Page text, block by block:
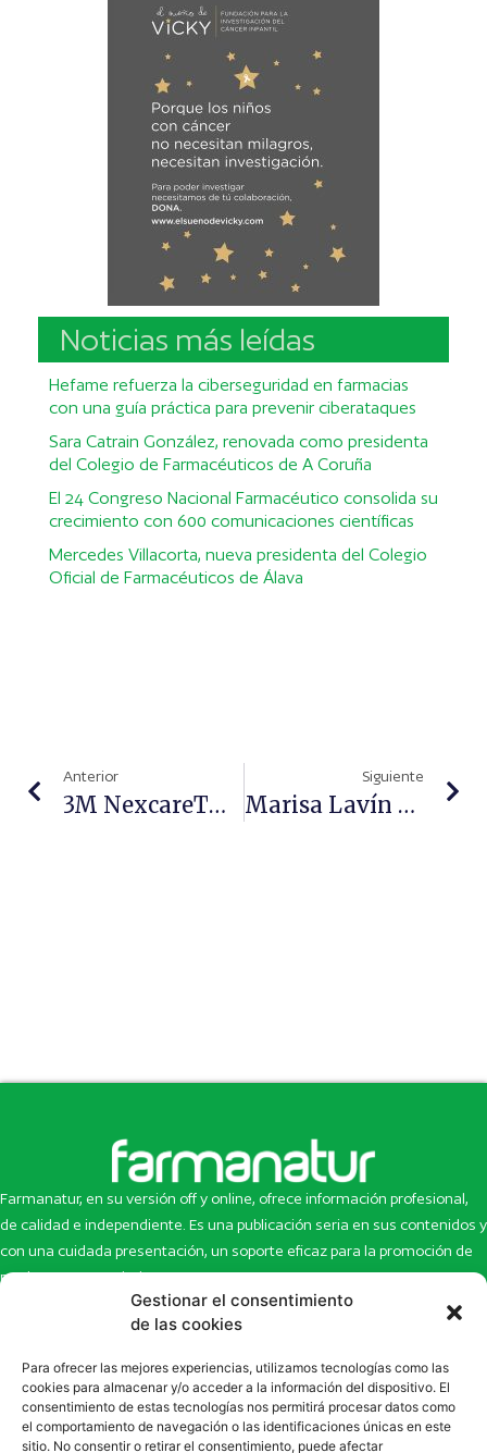
Gestionar el consentimiento
de las cookies
Para ofrecer las mejores experiencias, utilizamos tecnologías como las
cookies para almacenar y/o acceder a la información del dispositivo. El
consentimiento de estas tecnologías nos permitirá procesar datos como
el comportamiento de navegación o las identificaciones únicas en este
sitio. No consentir o retirar el consentimiento, puede afectar
Noticias más leídas
Hefame refuerza la ciberseguridad en farmacias
con una guía práctica para prevenir ciberataques
Sara Catrain González, renovada como presidenta
del Colegio de Farmacéuticos de A Coruña
El 24 Congreso Nacional Farmacéutico consolida su
crecimiento con 600 comunicaciones científicas
Mercedes Villacorta, nueva presidenta del Colegio
Oficial de Farmacéuticos de Álava
Anterior
3M NexcareTM Y La Federación Española De Donantes De Sangre Presentan Una Radiografía Sobre La Donación En España
Siguiente
Marisa Lavín Recibe El Premio De AED
Farmanatur, en su versión off y online, ofrece información profesional,
de calidad e independiente. Es una publicación seria en sus contenidos y
con una cuidada presentación, un soporte eficaz para la promoción de
productos y novedades.
Inicio
Newsletter
Eco Multimedia
Contacto
Artículos
Escaparate
Enlaces de interés